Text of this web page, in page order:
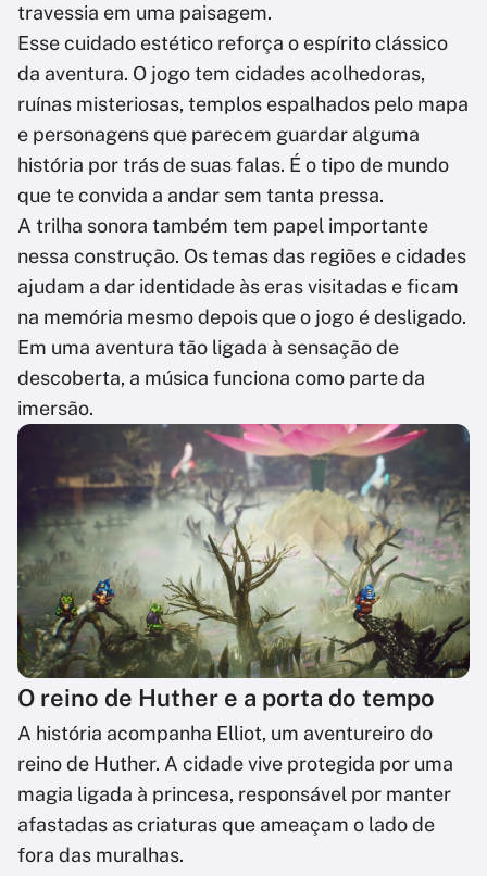
travessia em uma paisagem.
Esse cuidado estético reforça o espírito clássico
da aventura. O jogo tem cidades acolhedoras,
ruínas misteriosas, templos espalhados pelo mapa
e personagens que parecem guardar alguma
história por trás de suas falas. É o tipo de mundo
que te convida a andar sem tanta pressa.
A trilha sonora também tem papel importante
nessa construção. Os temas das regiões e cidades
ajudam a dar identidade às eras visitadas e ficam
na memória mesmo depois que o jogo é desligado.
Em uma aventura tão ligada à sensação de
descoberta, a música funciona como parte da
imersão.
O reino de Huther e a porta do tempo
A história acompanha Elliot, um aventureiro do
reino de Huther. A cidade vive protegida por uma
magia ligada à princesa, responsável por manter
afastadas as criaturas que ameaçam o lado de
fora das muralhas.